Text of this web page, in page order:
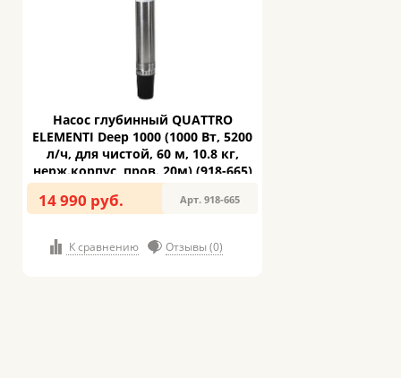
Насос глубинный QUATTRO
ELEMENTI Deep 1000 (1000 Вт, 5200
л/ч, для чистой, 60 м, 10.8 кг,
нерж.корпус, пров. 20м) (918-665)
14 990 руб. Арт. 918-665
К сравнению Отзывы (0)